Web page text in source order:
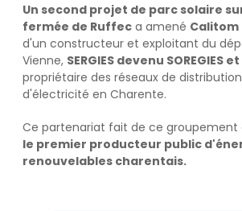
Un second projet de parc solaire
fermée de Ruffeca amené Calitom
d'un constructeur et exploitant du
Vienne, SERGIES devenu SOREGIES et
propriétaire des réseaux de
d'électricité en Charente.
Ce partenariat fait de ce groupement
le premier producteur public
renouvelables charentais.